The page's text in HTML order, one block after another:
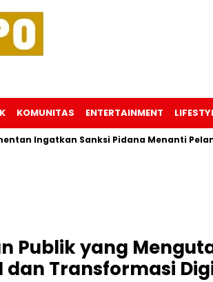
KOMUNITAS ENTERTAINMENT
Sanksi Pidana Menanti Pelanggar
Publik yang
dan Transformasi